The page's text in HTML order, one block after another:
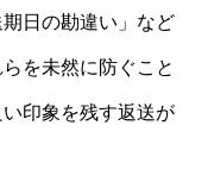
日の勘違い」など
を未然に防ぐこと
印象を残す返送が